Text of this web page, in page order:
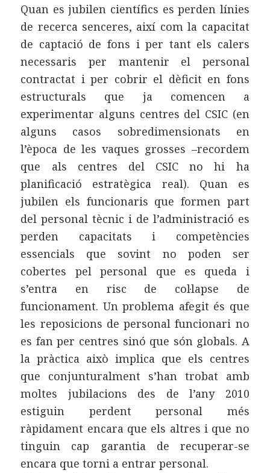
Quan es jubilen científics es perden línies
de recerca senceres, així com la capacitat
de captació de fons i per tant els calers
necessaris per mantenir el personal
contractat i per cobrir el dèficit en fons
estructurals que ja comencen a
experimentar alguns centres del CSIC (en
alguns casos sobredimensionats en
l’època de les vaques grosses –recordem
que als centres del CSIC no hi ha
planificació estratègica real). Quan es
jubilen els funcionaris que formen part
del personal tècnic i de l’administració es
perden capacitats i competències
essencials que sovint no poden ser
cobertes pel personal que es queda i
s’entra en risc de col·lapse de
funcionament. Un problema afegit és que
les reposicions de personal funcionari no
es fan per centres sinó que són globals. A
la pràctica això implica que els centres
que conjunturalment s’han trobat amb
moltes jubilacions des de l’any 2010
estiguin perdent personal més
ràpidament encara que els altres i que no
tinguin cap garantia de recuperar-se
encara que torni a entrar personal.